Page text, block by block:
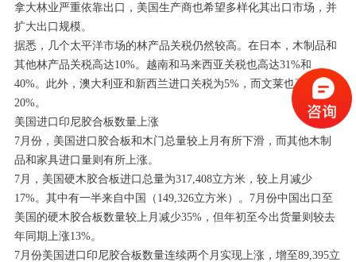
拿大林业严重依靠出口，美国生产商也希望多样化其出口市场，并
扩大出口规模。
据悉，几个太平洋市场的林产品关税仍然较高。在日本，木制品和
其他林产品关税高达10%。越南和马来西亚关税也高达31%和
40%。此外，澳大利亚和新西兰进口关税为5%，而文莱也高达
20%。
美国进口印尼胶合板数量上涨
7月份，美国进口胶合板和木门总量较上月有所下滑，而其他木制
品和家具进口量则有所上涨。
7月，美国硬木胶合板进口总量为317,408立方米，较上月减少
17%。其中有一半来自中国（149,326立方米）。7月份中国出口至
美国的硬木胶合板数量较上月减少35%，但年初至今出货量则较去
年同期上涨13%。
7月份美国进口印尼胶合板数量连续两个月实现上涨，增至89,395立